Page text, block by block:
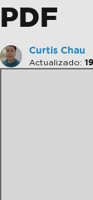
PDF
Curtis Chau
Actualizado: